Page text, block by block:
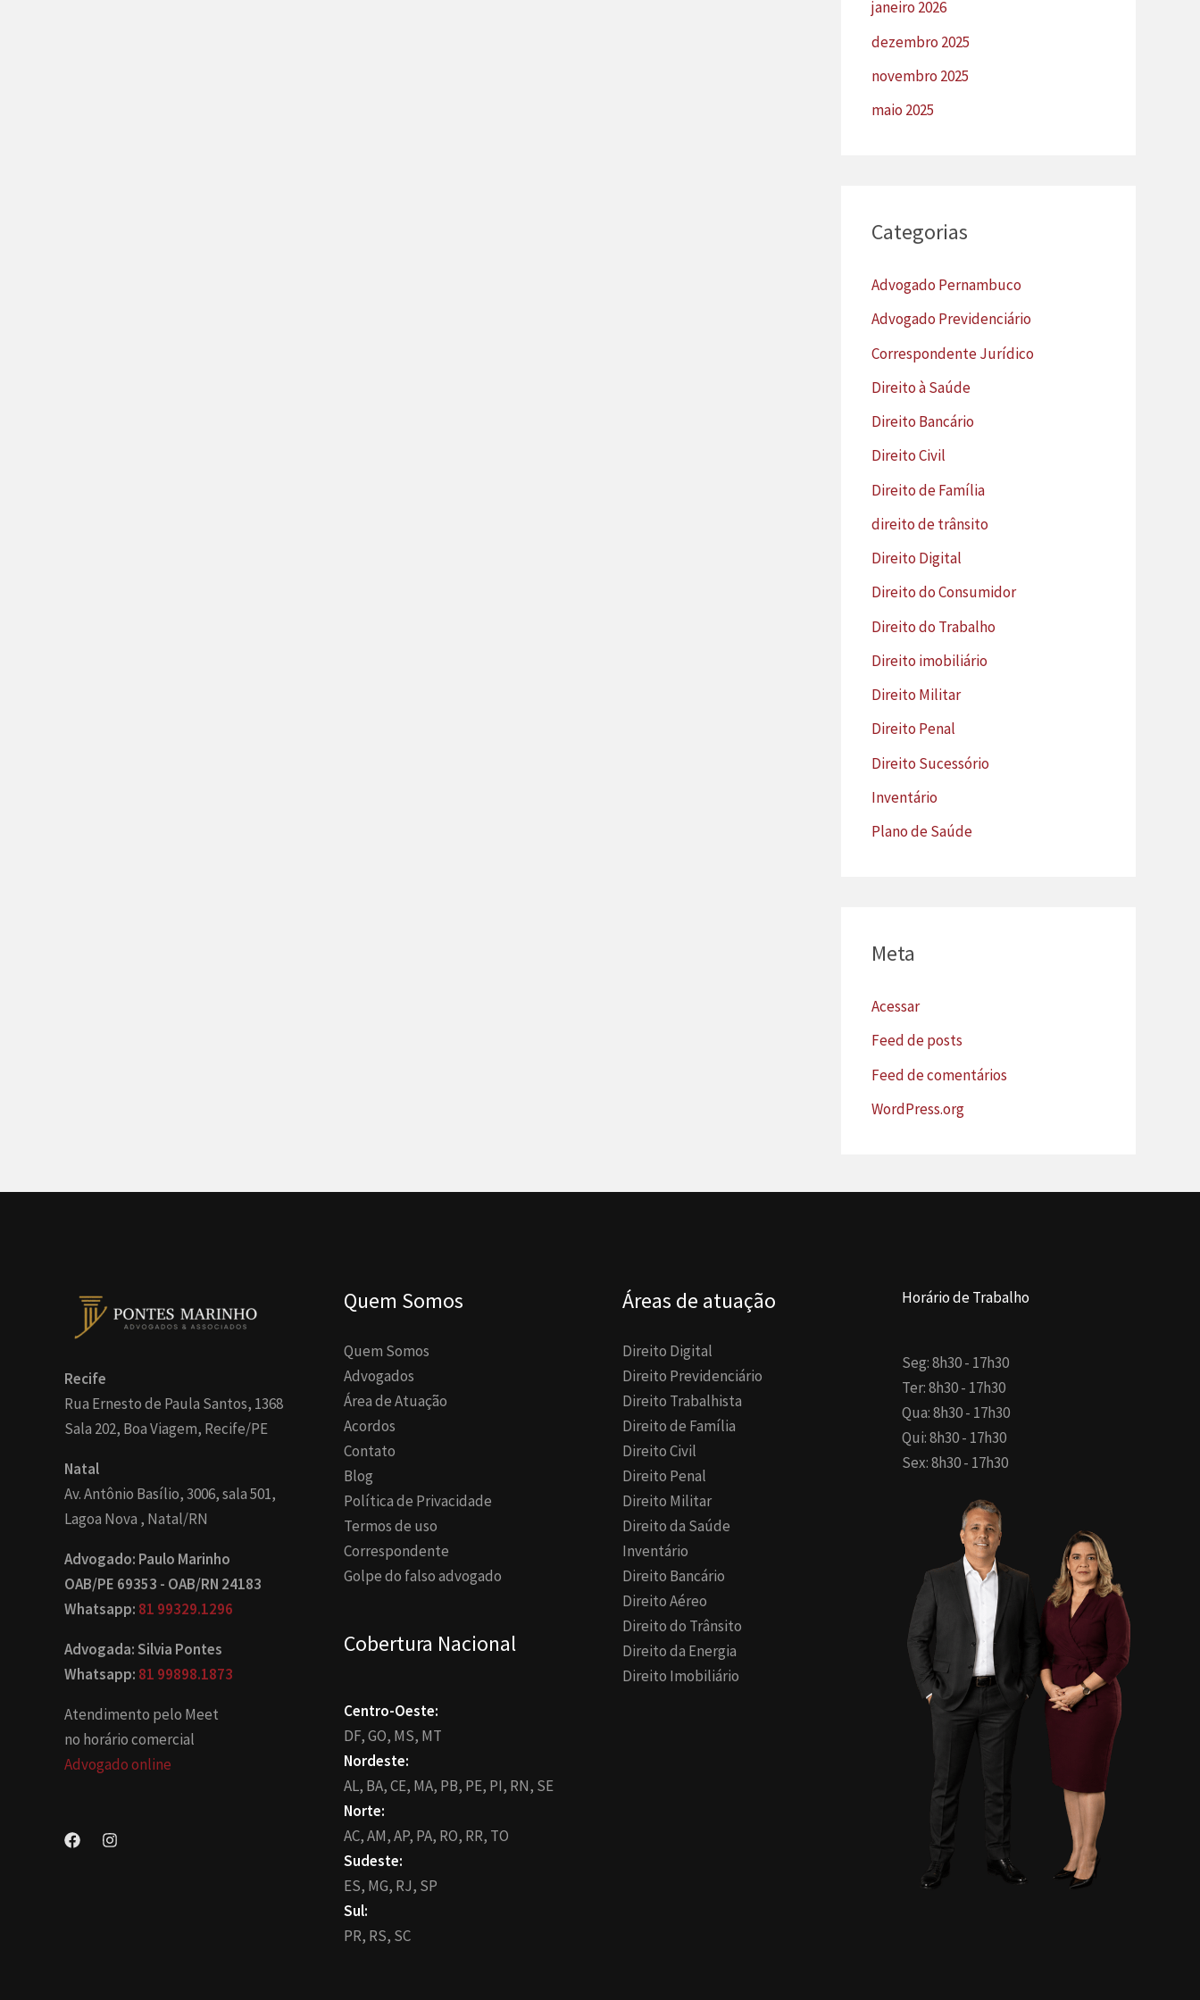
janeiro 2026
dezembro 2025
novembro 2025
maio 2025
Categorias
Advogado Pernambuco
Advogado Previdenciário
Correspondente Jurídico
Direito à Saúde
Direito Bancário
Direito Civil
Direito de Família
direito de trânsito
Direito Digital
Direito do Consumidor
Direito do Trabalho
Direito imobiliário
Direito Militar
Direito Penal
Direito Sucessório
Inventário
Plano de Saúde
Meta
Acessar
Feed de posts
Feed de comentários
WordPress.org
Recife
Rua Ernesto de Paula Santos, 1368
Sala 202, Boa Viagem, Recife/PE
Natal
Av. Antônio Basílio, 3006, sala 501,
Lagoa Nova , Natal/RN
Advogado: Paulo Marinho
OAB/PE 69353 - OAB/RN 24183
Whatsapp: 81 99329.1296
Advogada: Silvia Pontes
Whatsapp: 81 99898.1873
Atendimento pelo Meet
no horário comercial
Advogado online
Quem Somos
Quem Somos
Advogados
Área de Atuação
Acordos
Contato
Blog
Política de Privacidade
Termos de uso
Correspondente
Golpe do falso advogado
Cobertura Nacional
Centro-Oeste:
DF,GO, MS, MT
Nordeste:
AL, BA,CE, MA, PB, PE, PI, RN, SE
Norte:
AC,AM,AP, PA, RO, RR, TO
Sudeste:
ES, MG, RJ, SP
Sul:
PR, RS, SC
Áreas de atuação
Direito Digital
Direito Previdenciário
Direito Trabalhista
Direito de Família
Direito Civil
Direito Penal
Direito Militar
Direito da Saúde
Inventário
Direito Bancário
Direito Aéreo
Direito do Trânsito
Direito da Energia
Direito Imobiliário
Horário de Trabalho
Seg: 8h30 - 17h30
Ter: 8h30 - 17h30
Qua: 8h30 - 17h30
Qui: 8h30 - 17h30
Sex: 8h30 - 17h30